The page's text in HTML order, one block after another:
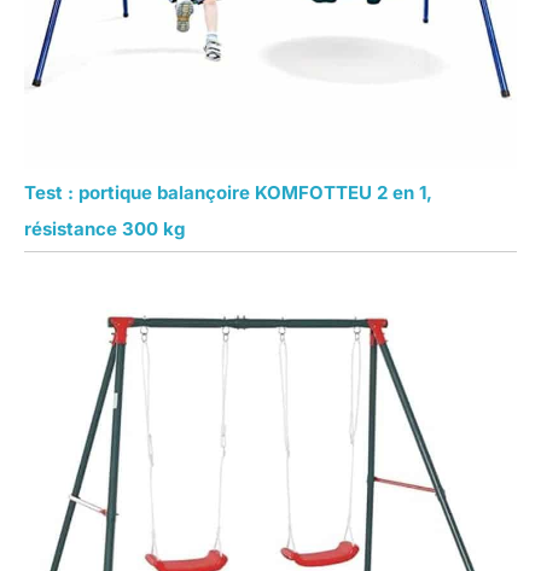
Test : portique balançoire KOMFOTTEU 2 en 1,
résistance 300 kg